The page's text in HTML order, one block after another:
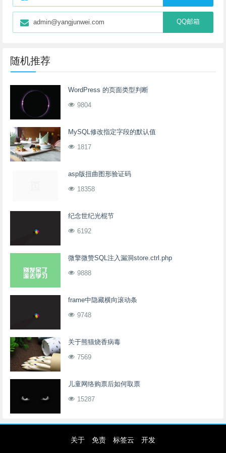
admin@yangjunwei.com QQ邮箱
随机推荐
WordPress 的页面类型判断
9804
MySQL修改指定字段的默认值
1817
asp版扭曲图形验证码
18358
纪念世纪光棍节
6192
微擎微赞SQL注入漏洞store.ctrl.php
9888
frame中隐藏横向滚动条
9748
关于熊猫烧香病毒
7569
儿童网络购票后如何取票
15287
关于 免责 标签云 开发